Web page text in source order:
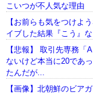
こいつが不人気な理由
【お前らも気をつけよ
イブした結果『こう』
【悲報】 取引先専務
ないけど本当に20であ
たんだが...
【画像】北朝鮮のビア